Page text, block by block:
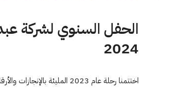
الحفل السنوي لشركة
2024
اختتمنا رحلة عام 2023 المليئة بالإنجازات والأرقام التاريخية بحفلنا...